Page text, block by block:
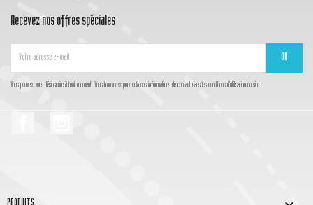
Recevez nos offres spéciales
Vous pouvez vous désinscrire à tout moment. Vous trouverez pour cela nos informations de contact dans les conditions d'utilisation du site.